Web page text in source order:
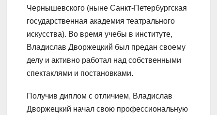
Чернышевского (ныне Санкт-Петербургская
государственная академия театрального
искусства). Во время учебы в институте,
Владислав Дворжецкий был предан своему
делу и активно работал над собственными
спектаклями и постановками.
Получив диплом с отличием, Владислав
Дворжецкий начал свою профессиональную